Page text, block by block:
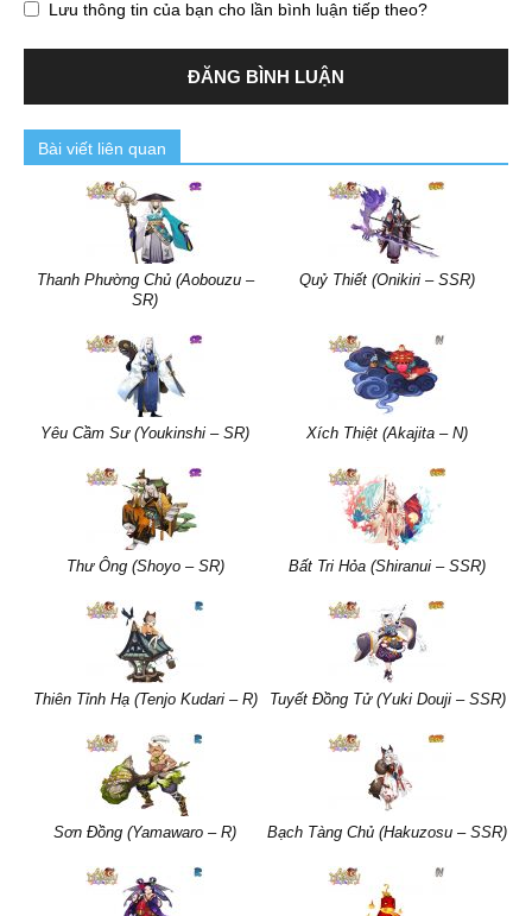
Lưu thông tin của bạn cho lần bình luận tiếp theo?
Bài viết liên quan
Thanh Phường Chủ (Aobouzu –
SR)
Quỷ Thiết (Onikiri – SSR)
Yêu Cầm Sư (Youkinshi – SR) Xích Thiệt (Akajita – N)
Thư Ông (Shoyo – SR) Bất Tri Hỏa (Shiranui – SSR)
Thiên Tỉnh Hạ (Tenjo Kudari – R) Tuyết Đồng Tử (Yuki Douji – SSR)
Sơn Đồng (Yamawaro – R) Bạch Tàng Chủ (Hakuzosu – SSR)